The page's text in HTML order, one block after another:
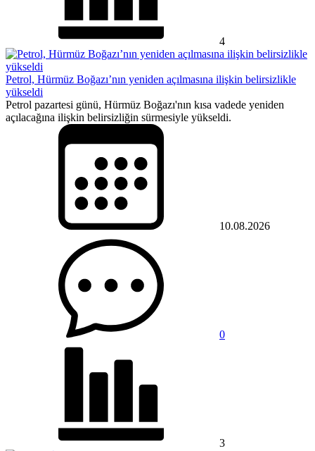
4
Petrol, Hürmüz Boğazı’nın yeniden açılmasına ilişkin belirsizlikle
yükseldi
Petrol pazartesi günü, Hürmüz Boğazı'nın kısa vadede yeniden
açılacağına ilişkin belirsizliğin sürmesiyle yükseldi.
10.08.2026
0
3